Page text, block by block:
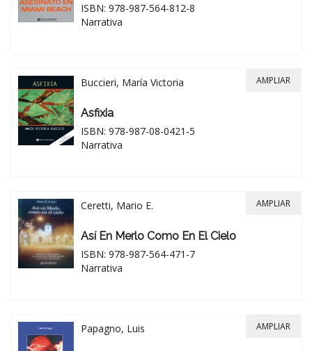
ISBN: 978-987-564-812-8
Narrativa
Buccieri, María Victoria
Asfixia
ISBN: 978-987-08-0421-5
Narrativa
AMPLIAR
Ceretti, Mario E.
Así En Merlo Como En El Cielo
ISBN: 978-987-564-471-7
Narrativa
AMPLIAR
Papagno, Luis AMPLIAR